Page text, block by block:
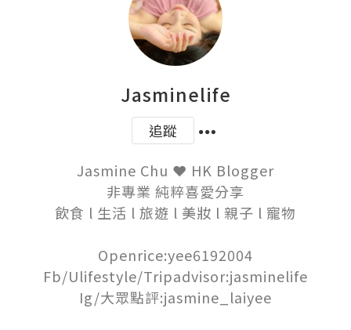
Jasminelife
追蹤
Jasmine Chu ❤ HK Blogger
非專業 純粹喜愛分享
飲食 l 生活 l 旅遊 l 美妝 l 親子 l 寵物
Openrice:yee6192004
Fb/Ulifestyle/Tripadvisor:jasminelife
Ig/大眾點評:jasmine_laiyee